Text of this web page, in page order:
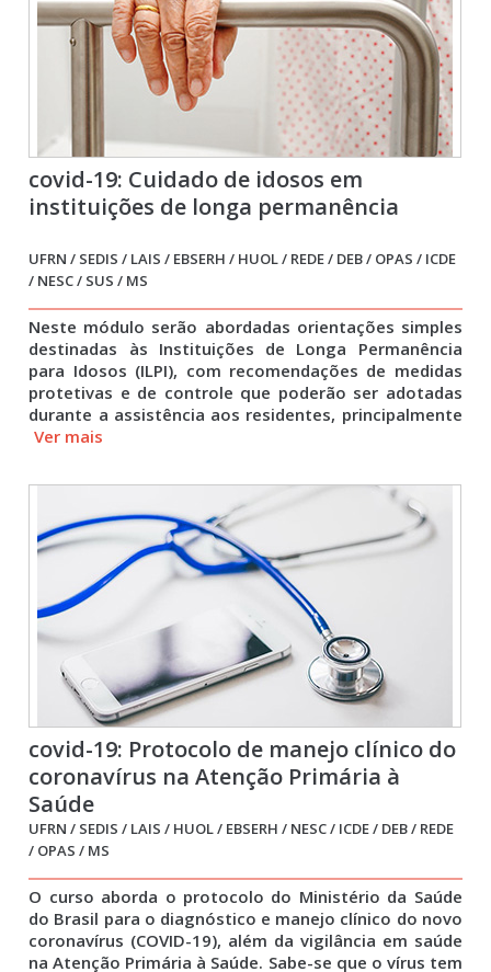
covid-19: Cuidado de idosos em
instituições de longa permanência
UFRN / SEDIS / LAIS / EBSERH / HUOL / REDE / DEB / OPAS / ICDE
/ NESC / SUS / MS
Neste módulo serão abordadas orientações simples
destinadas às Instituições de Longa Permanência
para Idosos (ILPI), com recomendações de medidas
protetivas e de controle que poderão ser adotadas
durante a assistência aos residentes, principalmente
Ver mais
covid-19: Protocolo de manejo clínico do
coronavírus na Atenção Primária à
Saúde
UFRN / SEDIS / LAIS / HUOL / EBSERH / NESC / ICDE / DEB / REDE
/ OPAS / MS
O curso aborda o protocolo do Ministério da Saúde
do Brasil para o diagnóstico e manejo clínico do novo
coronavírus (COVID-19), além da vigilância em saúde
na Atenção Primária à Saúde. Sabe-se que o vírus tem